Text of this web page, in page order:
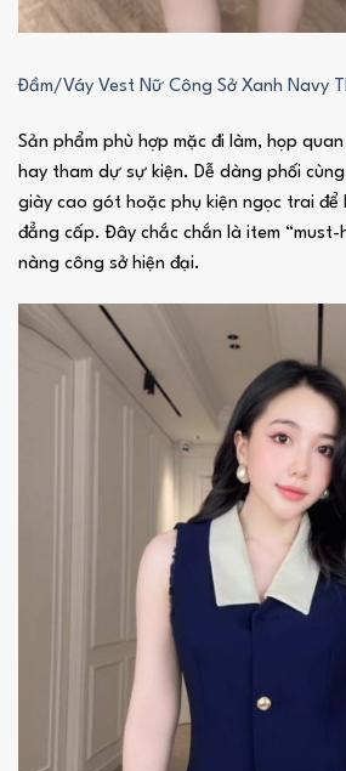
Đầm/Váy Vest Nữ Công Sở Xanh Navy
Sản phẩm phù hợp mặc đi làm, họp
hay tham dự sự kiện. Dễ dàng phối
giày cao gót hoặc phụ kiện ngọc trai để
đẳng cấp. Đây chắc chắn là item
nàng công sở hiện đại.